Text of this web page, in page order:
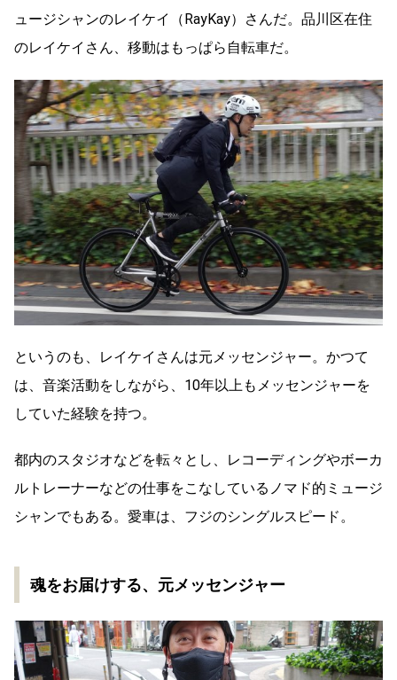
ュージシャンのレイケイ（RayKay）さんだ。品川区在住
のレイケイさん、移動はもっぱら自転車だ。
というのも、レイケイさんは元メッセンジャー。かつて
は、音楽活動をしながら、10年以上もメッセンジャーを
していた経験を持つ。
都内のスタジオなどを転々とし、レコーディングやボーカ
ルトレーナーなどの仕事をこなしているノマド的ミュージ
シャンでもある。愛車は、フジのシングルスピード。
魂をお届けする、元メッセンジャー